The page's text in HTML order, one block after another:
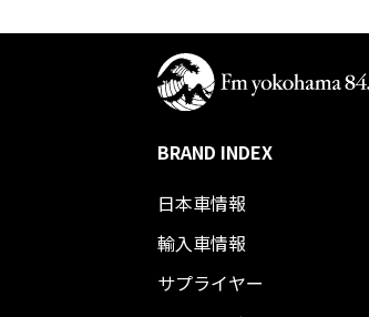
BRAND INDEX
日本車情報​
輸入車情報
サプライヤー